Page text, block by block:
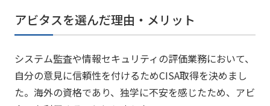
アビタスを選んだ理由・メリット
システム監査や情報セキュリティの評価業務において、
自分の意見に信頼性を付けるためCISA取得を決めまし
た。海外の資格であり、独学に不安を感じたため、アビ